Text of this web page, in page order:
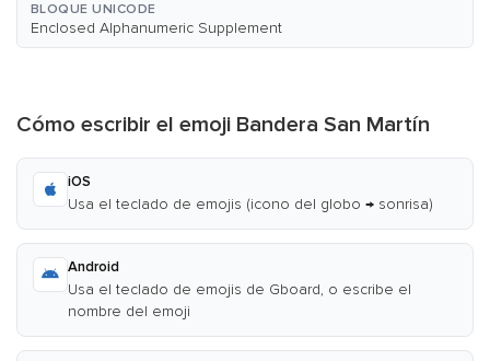
BLOQUE UNICODE
Enclosed Alphanumeric Supplement
Cómo escribir el emoji Bandera San Martín
iOS
Usa el teclado de emojis (icono del globo → sonrisa)
Android
Usa el teclado de emojis de Gboard, o escribe el
nombre del emoji